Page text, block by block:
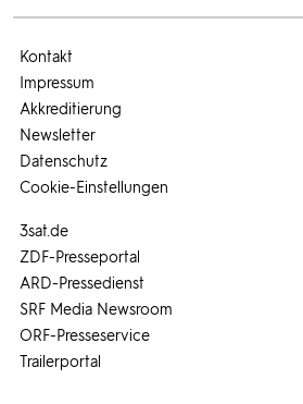
3sat.de
ZDF-Presseportal
ARD-Pressedienst
SRF Media Newsroom
ORF-Presseservice
Trailerportal
Kontakt
Impressum
Akkreditierung
Newsletter
Datenschutz
Cookie-Einstellungen